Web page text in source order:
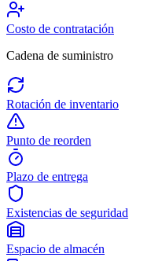
Costo de contratación
Cadena de suministro
Rotación de inventario
Punto de reorden
Plazo de entrega
Existencias de seguridad
Espacio de almacén